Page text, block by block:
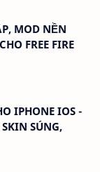
MOD NỀN
FREE FIRE
IPHONE IOS -
SÚNG,